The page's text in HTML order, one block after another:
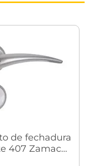
de fechadura
407 Zamac